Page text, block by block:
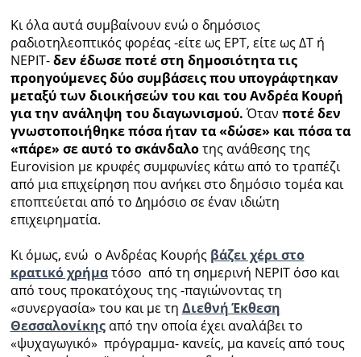
Κι όλα αυτά συμβαίνουν ενώ ο δημόσιος
ραδιοτηλεοπτικός φορέας -είτε ως ΕΡΤ, είτε ως ΔΤ ή
ΝΕΡΙΤ-δεν έδωσε ποτέ στη δημοσιότητα τις
προηγούμενες δύο συμβάσεις που υπογράφτηκαν
μεταξύ των διοικήσεών του και του Ανδρέα Κουρή
για την ανάληψη του διαγωνισμού.Όταν ποτέ δεν
γνωστοποιήθηκε πόσα ήταν τα «δώσε» και πόσα τα
«πάρε» σε αυτό το σκάνδαλοτης ανάθεσης της
Eurovision με κρυφές συμφωνίες κάτω από το τραπέζι
από μια επιχείρηση που ανήκει στο δημόσιο τομέα και
εποπτεύεται από το Δημόσιο σε έναν ιδιώτη
επιχειρηματία.
Κι όμως, ενώ ο Ανδρέας Κουρής βάζει χέρι στο
κρατικό χρήμα τόσο από τη σημερινή ΝΕΡΙΤ όσο και
από τους προκατόχους της -παγιώνοντας τη
«συνεργασία» του και με τη Διεθνή Έκθεση
Θεσσαλονίκηςαπό την οποία έχει αναλάβει το
«ψυχαγωγικό» πρόγραμμα- κανείς, μα κανείς από τους